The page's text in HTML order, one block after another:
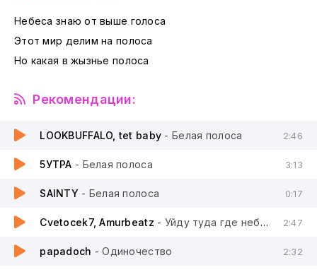
Небеса знаю от выше голоса
Этот мир делим на полоса
Но какая в жызнье полоса
Рекомендации:
LOOKBUFFALO, tet baby - Белая полоса 2:46
5УТРА - Белая полоса 3:13
SAINTY - Белая полоса 0:17
Cvetocek7, Amurbeatz - Уйду туда где небеса 2:47
papadoch - Одиночество 2:32